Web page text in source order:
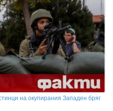
на окупирания Западен бряг